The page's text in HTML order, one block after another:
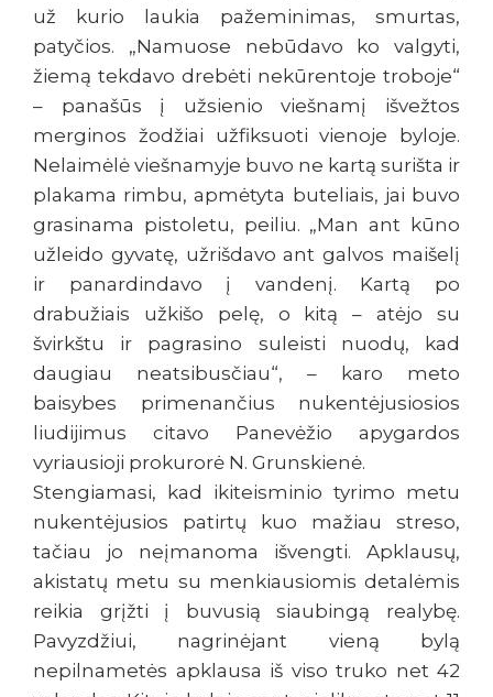
už kurio laukia pažeminimas, smurtas,
patyčios. „Namuose nebūdavo ko valgyti,
žiemą tekdavo drebėti nekūrentoje troboje“
– panašūs į užsienio viešnamį išvežtos
merginos žodžiai užfiksuoti vienoje byloje.
Nelaimėlė viešnamyje buvo ne kartą surišta ir
plakama rimbu, apmėtyta buteliais, jai buvo
grasinama pistoletu, peiliu. „Man ant kūno
užleido gyvatę, užrišdavo ant galvos maišelį
ir panardindavo į vandenį. Kartą po
drabužiais užkišo pelę, o kitą – atėjo su
švirkštu ir pagrasino suleisti nuodų, kad
daugiau neatsibusčiau“, – karo meto
baisybes primenančius nukentėjusiosios
liudijimus citavo Panevėžio apygardos
vyriausioji prokurorė N. Grunskienė.
Stengiamasi, kad ikiteisminio tyrimo metu
nukentėjusios patirtų kuo mažiau streso,
tačiau jo neįmanoma išvengti. Apklausų,
akistatų metu su menkiausiomis detalėmis
reikia grįžti į buvusią siaubingą realybę.
Pavyzdžiui, nagrinėjant vieną bylą
nepilnametės apklausa iš viso truko net 42